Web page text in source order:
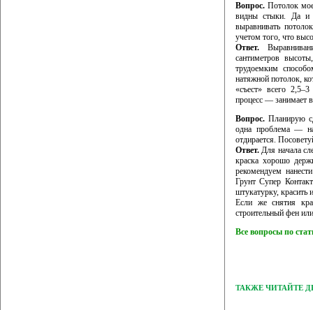
Вопрос. Потолок
видны стыки. Да и
выравнивать
учетом того, что
Ответ.
сантиметров
трудоемким
натяжной потолок,
«съест» всего
процесс — занимает
Вопрос. Планирую
одна проблема — на
отдирается.
Ответ. Для начала
краска хорошо
рекомендуем
Грунт Супер
штукатурку, красить
Если же снятия
строительный фен
Все вопросы по
ТАКЖЕ ЧИТАЙТЕ